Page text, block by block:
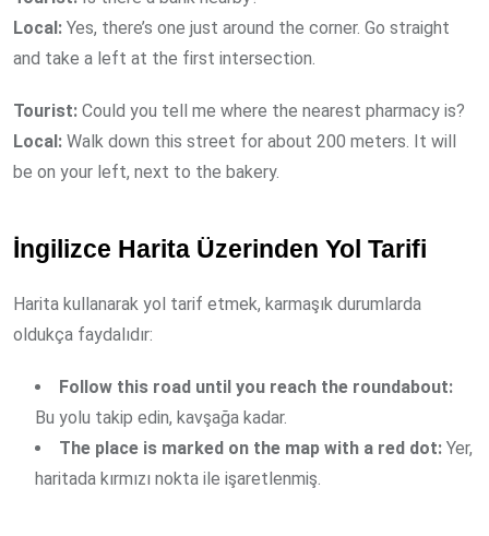
Local: Yes, there’s one just around the corner. Go straight
and take a left at the first intersection.
Tourist: Could you tell me where the nearest pharmacy is?
Local: Walk down this street for about 200 meters. It will
be on your left, next to the bakery.
İngilizce Harita Üzerinden Yol Tarifi
Harita kullanarak yol tarif etmek, karmaşık durumlarda
oldukça faydalıdır:
Follow this road until you reach the roundabout:
Bu yolu takip edin, kavşağa kadar.
The place is marked on the map with a red dot: Yer,
haritada kırmızı nokta ile işaretlenmiş.